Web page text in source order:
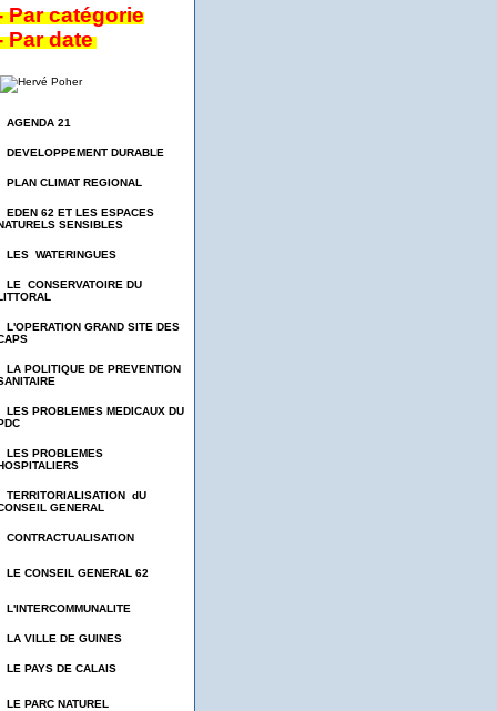
Par catégorie
Par date
AGENDA 21
DEVELOPPEMENT DURABLE
PLAN CLIMAT REGIONAL
EDEN 62 ET LES ESPACES
SENSIBLES
LES WATERINGUES
LE CONSERVATOIRE DU
L'OPERATION GRAND SITE DES
LA POLITIQUE DE PREVENTION
LES PROBLEMES MEDICAUX DU
LES PROBLEMES
TERRITORIALISATION dU
GENERAL
CONTRACTUALISATION
LE CONSEIL GENERAL 62
L'INTERCOMMUNALITE
LA VILLE DE GUINES
LE PAYS DE CALAIS
LE PARC NATUREL